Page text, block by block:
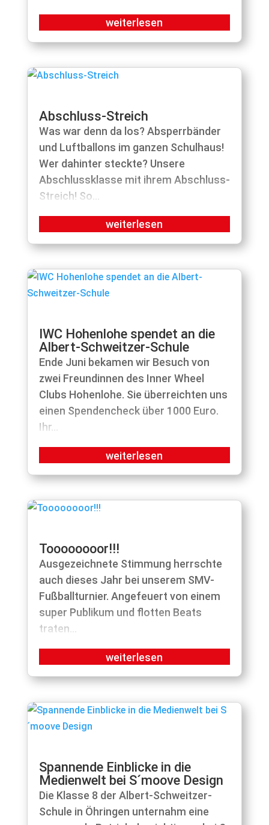
Abschluss-Streich
Was war denn da los? Absperrbänder
und Luftballons im ganzen Schulhaus!
Wer dahinter steckte? Unsere
Abschlussklasse mit ihrem Abschluss-
Streich! So...
IWC Hohenlohe spendet an die
Albert-Schweitzer-Schule
Ende Juni bekamen wir Besuch von
zwei Freundinnen des Inner Wheel
Clubs Hohenlohe. Sie überreichten uns
einen Spendencheck über 1000 Euro.
Ihr...
Toooooooor!!!
Ausgezeichnete Stimmung herrschte
auch dieses Jahr bei unserem SMV-
Fußballturnier. Angefeuert von einem
super Publikum und flotten Beats
traten...
Spannende Einblicke in die
Medienwelt bei S´moove Design
Die Klasse 8 der Albert-Schweitzer-
Schule in Öhringen unternahm eine